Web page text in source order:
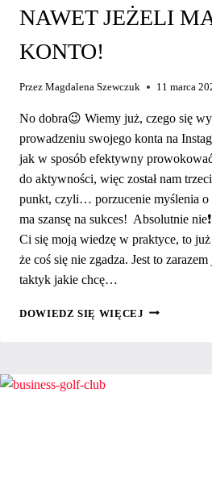
NAWET JEŻELI
KONTO!
Przez Magdalena Szewczuk 11 marca
No dobra😉 Wiemy już, czego się
prowadzeniu swojego konta na
jak w sposób efektywny
do aktywności, więc został nam
punkt, czyli… porzucenie myślenia o
ma szansę na sukces! Absolutnie
Ci się moją wiedzę w praktyce, to już
że coś się nie zgadza. Jest to
taktyk jakie chcę…
DOWIEDZ SIĘ WIĘCEJ JAK